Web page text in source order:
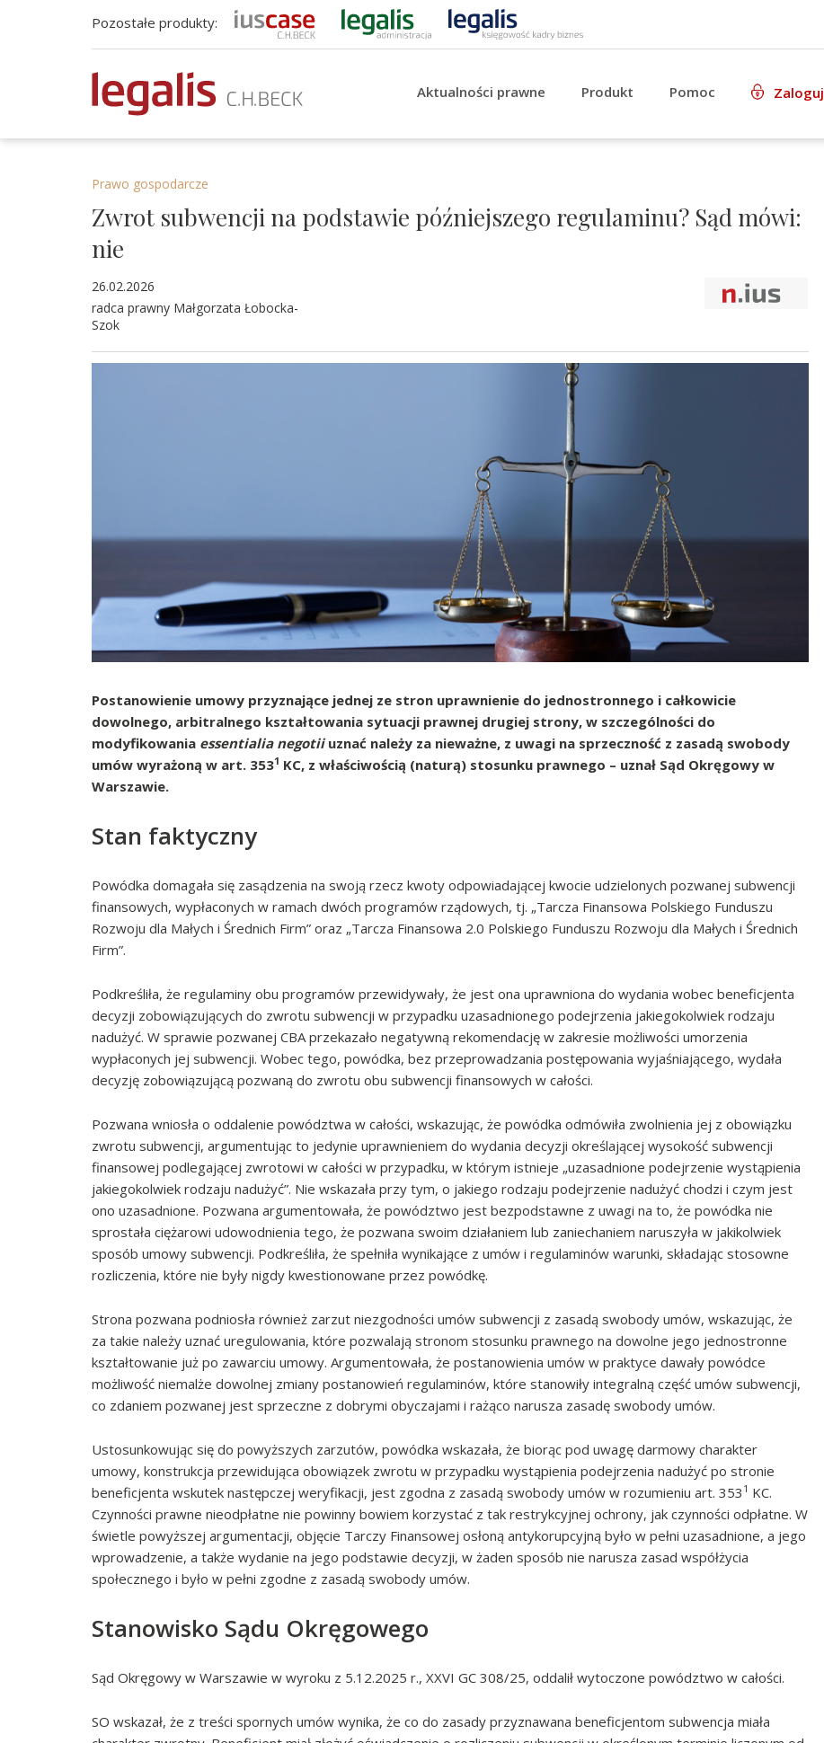
Pozostałe produkty:
Aktualności prawne Produkt Pomoc Zaloguj
Prawo gospodarcze
Zwrot subwencji na podstawie późniejszego regulaminu? Sąd mówi:
nie
26.02.2026
radca prawny Małgorzata Łobocka-
Szok
Postanowienie umowy przyznające jednej ze stron uprawnienie do jednostronnego i całkowicie
dowolnego, arbitralnego kształtowania sytuacji prawnej drugiej strony, w szczególności do
modyfikowania essentialia negotiiuznać należy za nieważne, z uwagi na sprzeczność z zasadą swobody
umów wyrażoną w art. 3531 KC, z właściwością (naturą) stosunku prawnego – uznał Sąd Okręgowy w
Warszawie.
Stan faktyczny
Powódka domagała się zasądzenia na swoją rzecz kwoty odpowiadającej kwocie udzielonych pozwanej subwencji
finansowych, wypłaconych w ramach dwóch programów rządowych, tj. „Tarcza Finansowa Polskiego Funduszu
Rozwoju dla Małych i Średnich Firm” oraz „Tarcza Finansowa 2.0 Polskiego Funduszu Rozwoju dla Małych i Średnich
Firm”.
Podkreśliła, że regulaminy obu programów przewidywały, że jest ona uprawniona do wydania wobec beneficjenta
decyzji zobowiązujących do zwrotu subwencji w przypadku uzasadnionego podejrzenia jakiegokolwiek rodzaju
nadużyć. W sprawie pozwanej CBA przekazało negatywną rekomendację w zakresie możliwości umorzenia
wypłaconych jej subwencji. Wobec tego, powódka, bez przeprowadzania postępowania wyjaśniającego, wydała
decyzję zobowiązującą pozwaną do zwrotu obu subwencji finansowych w całości.
Pozwana wniosła o oddalenie powództwa w całości, wskazując, że powódka odmówiła zwolnienia jej z obowiązku
zwrotu subwencji, argumentując to jedynie uprawnieniem do wydania decyzji określającej wysokość subwencji
finansowej podlegającej zwrotowi w całości w przypadku, w którym istnieje „uzasadnione podejrzenie wystąpienia
jakiegokolwiek rodzaju nadużyć”. Nie wskazała przy tym, o jakiego rodzaju podejrzenie nadużyć chodzi i czym jest
ono uzasadnione. Pozwana argumentowała, że powództwo jest bezpodstawne z uwagi na to, że powódka nie
sprostała ciężarowi udowodnienia tego, że pozwana swoim działaniem lub zaniechaniem naruszyła w jakikolwiek
sposób umowy subwencji. Podkreśliła, że spełniła wynikające z umów i regulaminów warunki, składając stosowne
rozliczenia, które nie były nigdy kwestionowane przez powódkę.
Strona pozwana podniosła również zarzut niezgodności umów subwencji z zasadą swobody umów, wskazując, że
za takie należy uznać uregulowania, które pozwalają stronom stosunku prawnego na dowolne jego jednostronne
kształtowanie już po zawarciu umowy. Argumentowała, że postanowienia umów w praktyce dawały powódce
możliwość niemalże dowolnej zmiany postanowień regulaminów, które stanowiły integralną część umów subwencji,
co zdaniem pozwanej jest sprzeczne z dobrymi obyczajami i rażąco narusza zasadę swobody umów.
Ustosunkowując się do powyższych zarzutów, powódka wskazała, że biorąc pod uwagę darmowy charakter
umowy, konstrukcja przewidująca obowiązek zwrotu w przypadku wystąpienia podejrzenia nadużyć po stronie
beneficjenta wskutek następczej weryfikacji, jest zgodna z zasadą swobody umów w rozumieniu art. 353 1 KC.
Czynności prawne nieodpłatne nie powinny bowiem korzystać z tak restrykcyjnej ochrony, jak czynności odpłatne. W
świetle powyższej argumentacji, objęcie Tarczy Finansowej osłoną antykorupcyjną było w pełni uzasadnione, a jego
wprowadzenie, a także wydanie na jego podstawie decyzji, w żaden sposób nie narusza zasad współżycia
społecznego i było w pełni zgodne z zasadą swobody umów.
Stanowisko Sądu Okręgowego
Sąd Okręgowy w Warszawie w wyroku z 5.12.2025 r., XXVI GC 308/25, oddalił wytoczone powództwo w całości.
SO wskazał, że z treści spornych umów wynika, że co do zasady przyznawana beneficjentom subwencja miała